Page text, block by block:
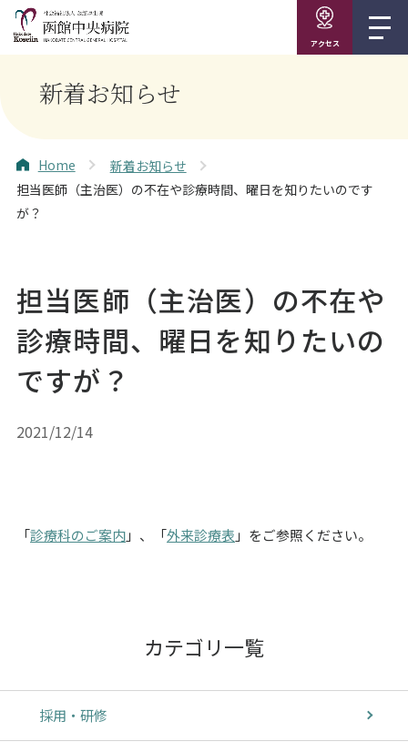
アクセス
カテゴリ一覧
採用・研修
新着お知らせ
Home
新着お知らせ
担当医師（主治医）の不在や診療時間、曜日を知りたいのです
が？
担当医師（主治医）の不在や
診療時間、曜日を知りたいの
ですが？
2021/12/14
「診療科のご案内」、「外来診療表 」をご参照ください。